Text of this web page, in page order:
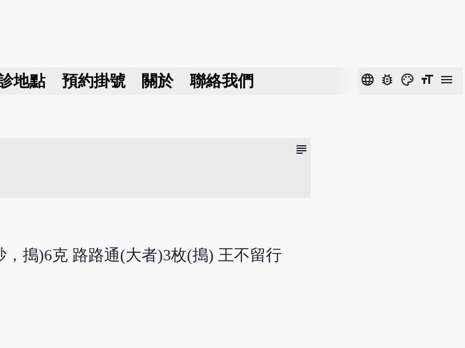
地點 預約掛號 關於 聯絡我們 language bug_report color_lens format_size menu
subject
搗)6克 路路通(大者)3枚(搗) 王不留行